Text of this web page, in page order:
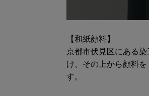
【和紙顔料】
京都市伏見区にある
け、その上から顔料
す。